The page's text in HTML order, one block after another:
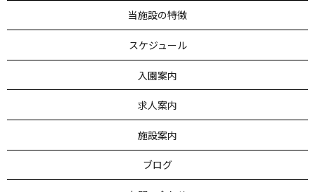
当施設の特徴
スケジュール
入園案内
求人案内
施設案内
ブログ